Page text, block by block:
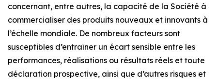
concernant, entre autres, la capacité de la Société à
commercialiser des produits nouveaux et innovants à
l’échelle mondiale. De nombreux facteurs sont
susceptibles d’entraîner un écart sensible entre les
performances, réalisations ou résultats réels et toute
déclaration prospective, ainsi que d’autres risques et